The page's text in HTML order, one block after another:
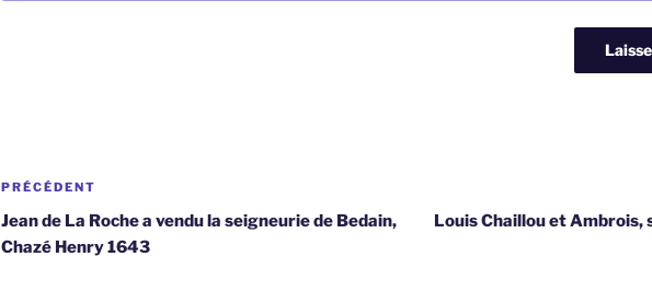
Navigation
de
l’article
Article
précédent
PRÉCÉDENT
Jean de La Roche a vendu la seigneurie de Bedain,
Chazé Henry 1643
Louis Chaillou et Ambrois,